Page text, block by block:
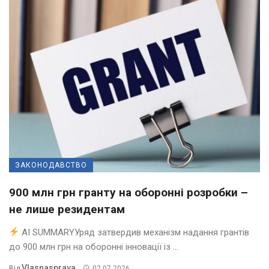
ЗАКОНОДАВСТВО
900 млн грн гранту на оборонні розробки –
не лише резидентам
AI SUMMARYУряд затвердив механізм надання грантів
до 900 млн грн на оборонні інновації із ...